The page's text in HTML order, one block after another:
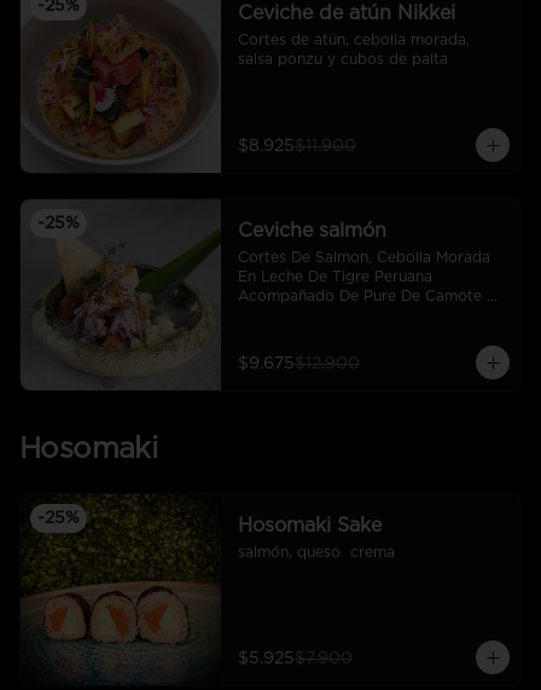
-25% Ceviche de atún Nikkei
Cortes de atún, cebolla morada,
salsa ponzu y cubos de palta
$8.925$11.900
-25% Ceviche salmón
Cortes De Salmon, Cebolla Morada
En Leche De Tigre Peruana
Acompañado De Pure De Camote Y
$9.675$12.900
Hosomaki
-25% Hosomaki Sake
salmón, queso  crema
$5.925$7.900